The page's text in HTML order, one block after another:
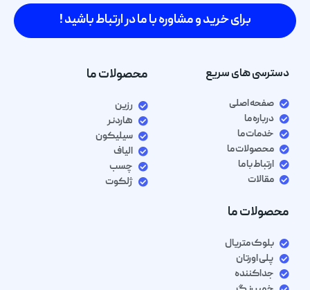
برای خرید و مشاوره با ما در ارتباط باشید !
دسترسی های سریع
صفحه اصلی
درباره ما
خدمات ما
محصولات ما
ارتباط با ما
مقالات
محصولات ما
رزین
هاردنر
سیلیکون
الیاف
چسب
ژلکوت
محصولات ما
بلوک متریال
پلی اورتان
جداکننده